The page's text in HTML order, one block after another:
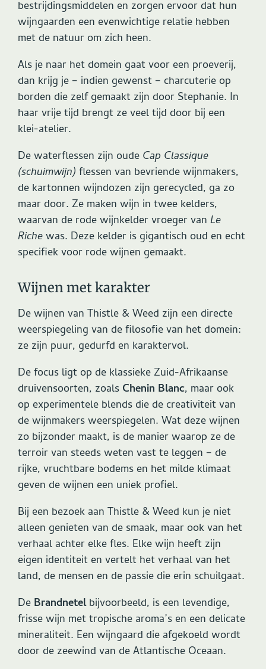
bestrijdingsmiddelen en zorgen ervoor dat hun
wijngaarden een evenwichtige relatie hebben
met de natuur om zich heen.
Als je naar het domein gaat voor een proeverij,
dan krijg je – indien gewenst – charcuterie op
borden die zelf gemaakt zijn door Stephanie. In
haar vrije tijd brengt ze veel tijd door bij een
klei-atelier.
De waterflessen zijn oude Cap Classique
(schuimwijn) flessen van bevriende wijnmakers,
de kartonnen wijndozen zijn gerecycled, ga zo
maar door. Ze maken wijn in twee kelders,
waarvan de rode wijnkelder vroeger van Le
Richewas. Deze kelder is gigantisch oud en echt
specifiek voor rode wijnen gemaakt.
Wijnen met karakter
De wijnen van Thistle & Weed zijn een directe
weerspiegeling van de filosofie van het domein:
ze zijn puur, gedurfd en karaktervol.
De focus ligt op de klassieke Zuid-Afrikaanse
druivensoorten, zoals Chenin Blanc, maar ook
op experimentele blends die de creativiteit van
de wijnmakers weerspiegelen. Wat deze wijnen
zo bijzonder maakt, is de manier waarop ze de
terroir van steeds weten vast te leggen – de
rijke, vruchtbare bodems en het milde klimaat
geven de wijnen een uniek profiel.
Bij een bezoek aan Thistle & Weed kun je niet
alleen genieten van de smaak, maar ook van het
verhaal achter elke fles. Elke wijn heeft zijn
eigen identiteit en vertelt het verhaal van het
land, de mensen en de passie die erin schuilgaat.
De Brandnetelbijvoorbeeld, is een levendige,
frisse wijn met tropische aroma’s en een delicate
mineraliteit. Een wijngaard die afgekoeld wordt
door de zeewind van de Atlantische Oceaan.